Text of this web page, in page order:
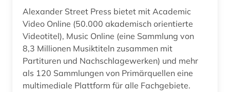
europa (6)
europäische geschichte (1)
europäische kultur (1)
Alexander Street Press bietet mit Academic
Video Online (50.000 akademisch orientierte
Videotitel), Music Online (eine Sammlung von
8,3 Millionen Musiktiteln zusammen mit
Partituren und Nachschlagewerken) und mehr
als 120 Sammlungen von Primärquellen eine
multimediale Plattform für alle Fachgebiete.